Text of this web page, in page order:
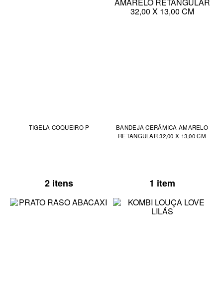
TIGELA COQUEIRO P
2 itens
BANDEJA CERÂMICA AMARELO
RETANGULAR 32,00 X 13,00 CM
1 item